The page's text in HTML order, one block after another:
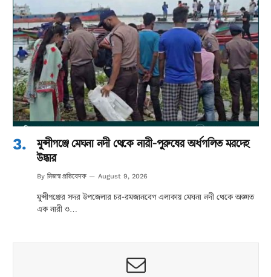
মুন্সীগঞ্জে মেঘনা নদী থেকে নারী-পুরুষের অর্ধগলিত মরদেহ
উদ্ধার
By নিজস্ব প্রতিবেদক August 9, 2026
মুন্সীগঞ্জের সদর উপজেলার চর-রমজানবেগ এলাকায় মেঘনা নদী থেকে অজ্ঞাত
এক নারী ও…